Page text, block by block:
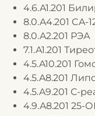
4.6.A1.201
8.0.A4.201 CA-
8.0.A2.201 РЭА
7.1.A1.201
4.5.A10.201
4.5.A8.201
4.5.A9.201 С-
4.9.A8.201